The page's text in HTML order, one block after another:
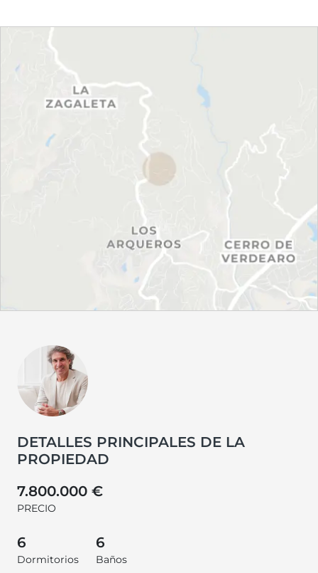
DETALLES PRINCIPALES DE LA
PROPIEDAD
7.800.000 €
PRECIO
6
Dormitorios
6
Baños